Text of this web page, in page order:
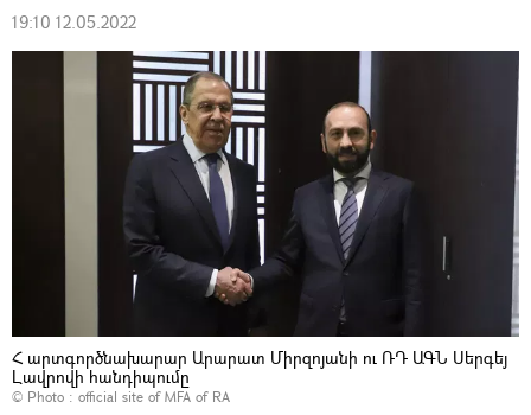
19:10 12.05.2022
Հ արտգործնախարար Արարատ Միրզոյանի ու ՌԴ ԱԳՆ Սերգեյ
Լավրովի հանդիպումը
© Photo : official site of MFA of RA